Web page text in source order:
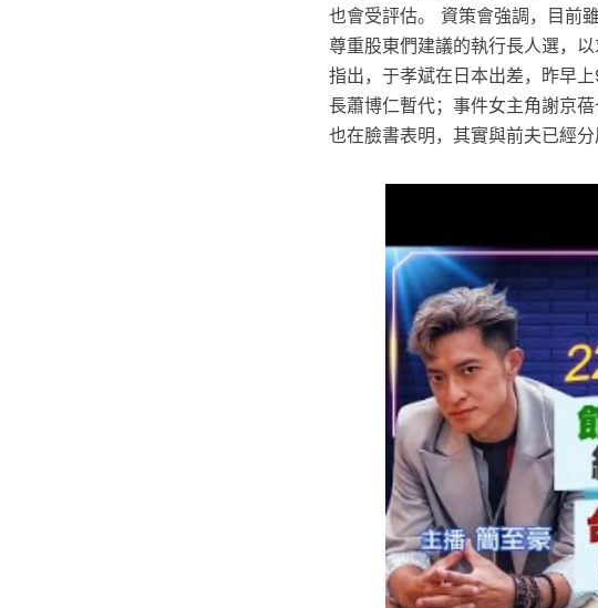
也會受評估。 資策會強調，目前
尊重股東們建議的執行長人選，
指出，于孝斌在日本出差，昨早
長蕭博仁暫代；事件女主角謝京
也在臉書表明，其實與前夫已經分